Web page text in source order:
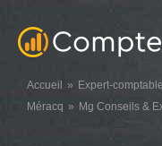
Accueil Expert-
Méracq
Mg Conseils &